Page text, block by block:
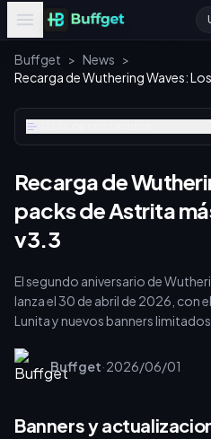
Buffget > News >
Recarga de
packs de Astrita
v3.3
El segundo aniversario de
lanza el 30 de abril de 2026, con
Lunita y nuevos banners
más seguros. El pack de Lunita
81 tiradas) y la Suscripción de
plataformas autorizadas como
Buffget·2026/06/01
Banners y